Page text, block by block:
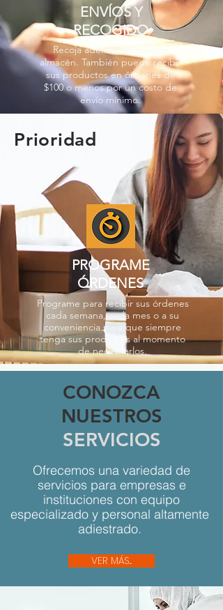
ENVÍOS Y
RECOGIDO
Recoja además en nuestro
almacén. También puede recibir
sus productos en órdenes de
$100 o menos por un costo de
envío mínimo.
Prioridad
PROGRAME
ÓRDENES
Programe para recibir sus órdenes
cada semana, cada mes o a su
conveniencia para que siempre
tenga sus productos al momento
de necesitarlos.
CONOZCA
NUESTROS
SERVICIOS
Ofrecemos una variedad de
servicios para empresas e
instituciones con equipo
especializado y personal altamente
adiestrado.
VER MÁS...